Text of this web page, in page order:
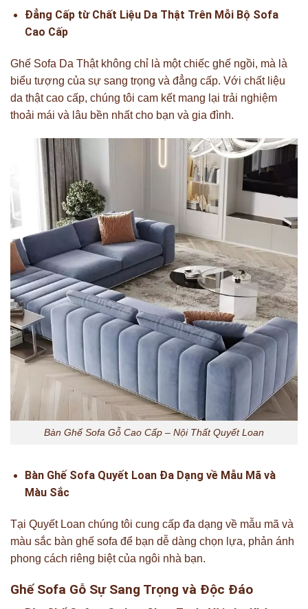
Đẳng Cấp từ Chất Liệu Da Thật Trên Mỗi Bộ Sofa
Cao Cấp
Ghế Sofa Da Thật không chỉ là một chiếc ghế ngồi, mà là
biểu tượng của sự sang trọng và đẳng cấp. Với chất liệu
da thật cao cấp, chúng tôi cam kết mang lại trải nghiệm
thoải mái và lâu bền nhất cho bạn và gia đình.
Bàn Ghế Sofa Gỗ Cao Cấp – Nội Thất Quyết Loan
Bàn Ghế Sofa Quyết Loan Đa Dạng về Mẫu Mã và
Màu Sắc
Tại Quyết Loan chúng tôi cung cấp đa dạng về mẫu mã và
màu sắc bàn ghế sofa để bạn dễ dàng chọn lựa, phản ánh
phong cách riêng biệt của ngôi nhà bạn.
Ghế Sofa Gỗ Sự Sang Trọng và Độc Đáo